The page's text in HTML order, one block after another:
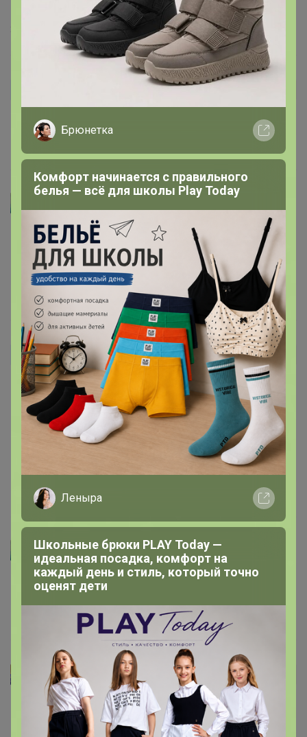
3 января, 2024 20:40
Все печенье пришло целое,в идеальном состоянии.
17 октября, 2023 13:30
Juliawww, какая ляпота ням-ням спасибо,
приходите за добавкой
15 февраля, 2023 20:44
Juliawww Автор уже получил заказ!
Отлично упакованы палочки, ничего не сломалось и
вкусно получился десерт)
15 февраля, 2023 19:35
Артемида
Люти, спасибо очень приятно
13 февраля, 2023 12:19
Люти Автор уже получил заказ!
Спасибо большое оргу!!! Коробка полная, палочки
пришли очень хорошо упакованные, нет ни одной
Брюнетка
Комфорт начинается с правильного
белья — всё для школы Play Today
Леныра
Школьные брюки PLAY Today —
идеальная посадка, комфорт на
каждый день и стиль, который точно
оценят дети